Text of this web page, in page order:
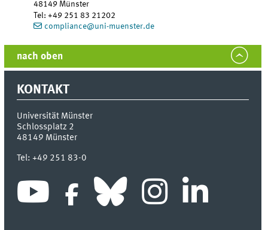
48149 Münster
Tel:+49 251 83 21202
compliance@uni-muenster.de
nach oben
KONTAKT
Universität Münster
Schlossplatz 2
48149 Münster
Tel:+49 251 83-0